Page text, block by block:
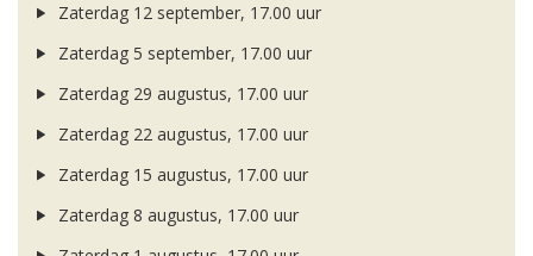
Zaterdag 12 september, 17.00 uur
Zaterdag 5 september, 17.00 uur
Zaterdag 29 augustus, 17.00 uur
Zaterdag 22 augustus, 17.00 uur
Zaterdag 15 augustus, 17.00 uur
Zaterdag 8 augustus, 17.00 uur